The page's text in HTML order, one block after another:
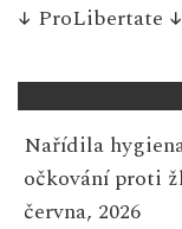
↓ ProLibertate ↓
Nařídila
očkování proti
června, 2026